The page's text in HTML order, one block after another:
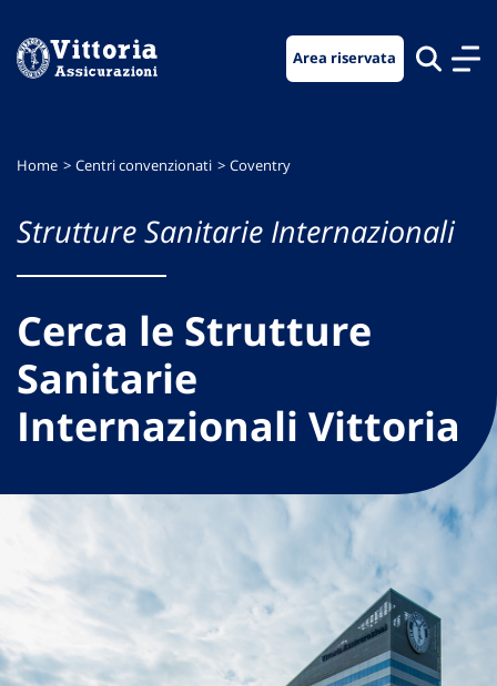
menu
contenuto
footer
Area riservata
Home Centri convenzionati Coventry
Strutture Sanitarie Internazionali
Cerca le Strutture
Sanitarie
Internazionali Vittoria